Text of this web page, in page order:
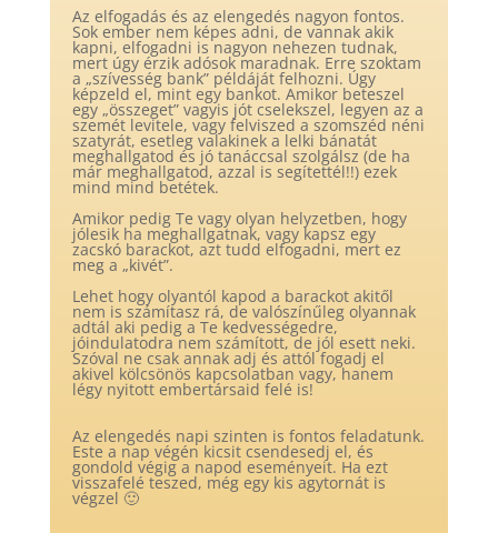
Az elfogadás és az elengedés nagyon fontos.
Sok ember nem képes adni, de vannak akik
kapni, elfogadni is nagyon nehezen tudnak,
mert úgy érzik adósok maradnak. Erre szoktam
a „szívesség bank” példáját felhozni. Úgy
képzeld el, mint egy bankot. Amikor beteszel
egy „összeget” vagyis jót cselekszel, legyen az a
szemét levitele, vagy felviszed a szomszéd néni
szatyrát, esetleg valakinek a lelki bánatát
meghallgatod és jó tanáccsal szolgálsz (de ha
már meghallgatod, azzal is segítettél!!) ezek
mind mind betétek.
Amikor pedig Te vagy olyan helyzetben, hogy
jólesik ha meghallgatnak, vagy kapsz egy
zacskó barackot, azt tudd elfogadni, mert ez
meg a „kivét”.
Lehet hogy olyantól kapod a barackot akitől
nem is számítasz rá, de valószínűleg olyannak
adtál aki pedig a Te kedvességedre,
jóindulatodra nem számított, de jól esett neki.
Szóval ne csak annak adj és attól fogadj el
akivel kölcsönös kapcsolatban vagy, hanem
légy nyitott embertársaid felé is!
Az elengedés napi szinten is fontos feladatunk.
Este a nap végén kicsit csendesedj el, és
gondold végig a napod eseményeit. Ha ezt
visszafelé teszed, még egy kis agytornát is
végzel 🙂